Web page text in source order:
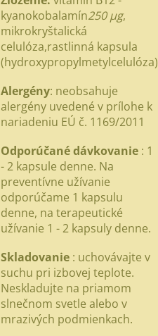
kyanokobalamín250µg,
mikrokryštalická
celulóza,rastlinná kapsula
(hydroxypropylmetylcelulóza)
Alergény: neobsahuje
alergény uvedené v prílohe k
nariadeniu EÚ č. 1169/2011
Odporúčané dávkovanie : 1
- 2 kapsule denne. Na
preventívne užívanie
odporúčame 1 kapsulu
denne, na terapeutické
užívanie 1 - 2 kapsuly denne.
Skladovanie : uchovávajte v
suchu pri izbovej teplote.
Neskladujte na priamom
slnečnom svetle alebo v
mrazivých podmienkach.